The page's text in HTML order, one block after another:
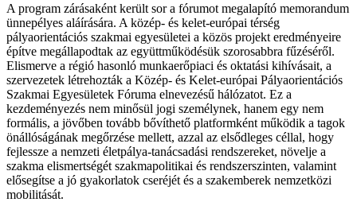
A program zárásaként került sor a fórumot megalapító memorandum
ünnepélyes aláírására. A közép- és kelet-európai térség
pályaorientációs szakmai egyesületei a közös projekt eredményeire
építve megállapodtak az együttműködésük szorosabbra fűzéséről.
Elismerve a régió hasonló munkaerőpiaci és oktatási kihívásait, a
szervezetek létrehozták a Közép- és Kelet-európai Pályaorientációs
Szakmai Egyesületek Fóruma elnevezésű hálózatot. Ez a
kezdeményezés nem minősül jogi személynek, hanem egy nem
formális, a jövőben tovább bővíthető platformként működik a tagok
önállóságának megőrzése mellett, azzal az elsődleges céllal, hogy
fejlessze a nemzeti életpálya-tanácsadási rendszereket, növelje a
szakma elismertségét szakmapolitikai és rendszerszinten, valamint
elősegítse a jó gyakorlatok cseréjét és a szakemberek nemzetközi
mobilitását.